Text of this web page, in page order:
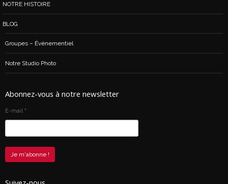
NOTRE HISTOIRE
BLOG
Groupes – Événementiel
Notre Studio Photo
Abonnez-vous à notre newsletter
E-mail *